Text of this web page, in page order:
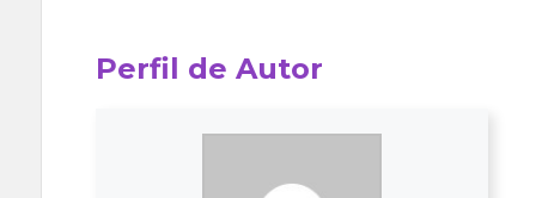
Perfil de Autor